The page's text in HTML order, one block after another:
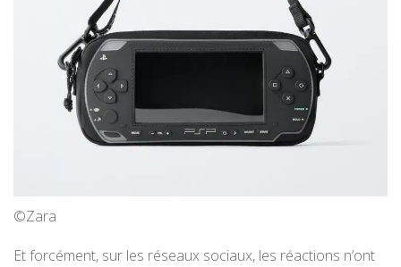
©Zara
Et forcément, sur les réseaux sociaux, les réactions n’ont